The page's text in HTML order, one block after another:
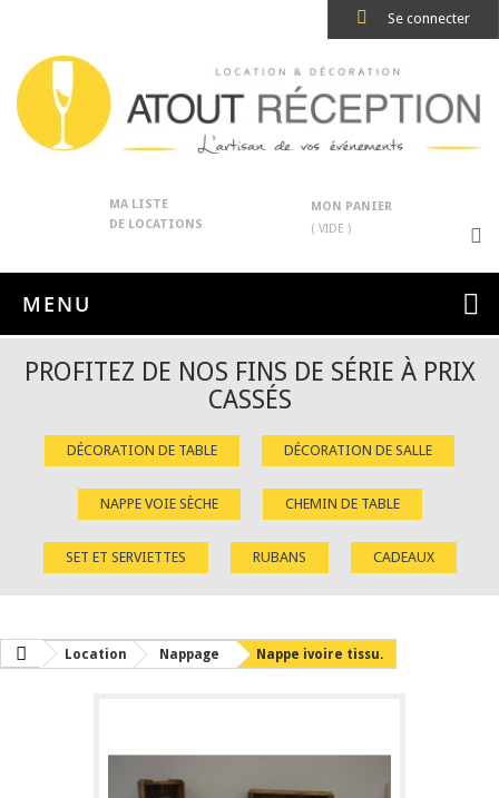
Se connecter
MA LISTE
DE LOCATIONS
MON PANIER
( VIDE )
MENU
PROFITEZ DE NOS FINS DE SÉRIE À PRIX
CASSÉS
DÉCORATION DE TABLE DÉCORATION DE SALLE
NAPPE VOIE SÈCHE CHEMIN DE TABLE
SET ET SERVIETTES RUBANS CADEAUX
Location Nappage Nappe ivoire tissu.